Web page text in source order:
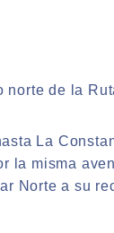
norte de la
La
la misma
Norte a su